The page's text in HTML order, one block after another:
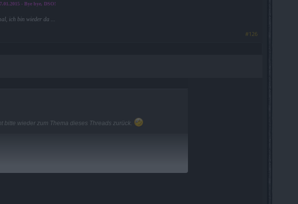
- Bye bye, DSO!
ich bin wieder da ...
#126
wieder zum Thema dieses Threads zurück.